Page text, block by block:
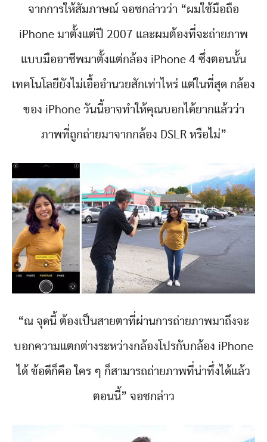
จากการให้สัมภาษณ์ จอชกล่าวว่า “ผมใช้มือถือ
iPhone มาตั้งแต่ปี 2007 และผมต้องที่จะถ่ายภาพ
แบบมืออาชีพมาตั้งแต่กล้อง iPhone 4 ซึ่งตอนนั้น
เทคโนโลยียังไม่เอื้ออำนวยสักเท่าไหร่ แต่ในที่สุด กล้อง
ของ iPhone วันนี้อาจทำให้คุณบอกได้ยากแล้วว่า
ภาพที่ถูกถ่ายมาจากกล้อง DSLR หรือไม่”
“ณ จุดนี้ ต้องเป็นสายตาที่ผ่านการถ่ายภาพมาถึงจะ
บอกความแตกต่างระหว่างกล้องโปรกับกล้อง iPhone
ได้ ข้อดีก็คือ ใคร ๆ ก็สามารถถ่ายภาพที่น่าทึ่งได้แล้ว
ตอนนี้” จอชกล่าว